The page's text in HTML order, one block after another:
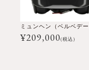
ミュンヘン（ベルベデー
¥209,000(税込)